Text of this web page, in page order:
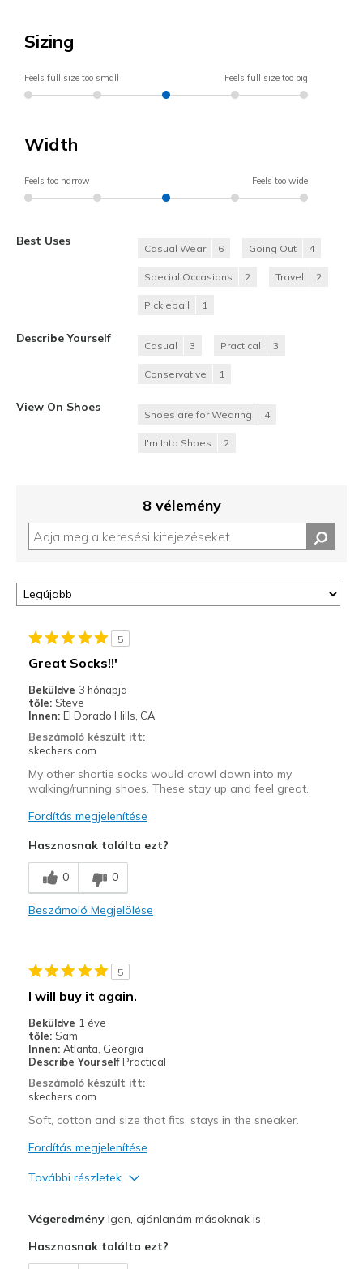
Sizing
Feels full size too small Feels full size too big
Width
Feels too narrow Feels too wide
Best Uses
Casual Wear 6 Going Out 4
Special Occasions 2 Travel 2
Pickleball 1
Describe Yourself
Casual 3 Practical 3
Conservative 1
View On Shoes
Shoes are for Wearing 4
I'm Into Shoes 2
8 vélemény
5
Great Socks!!'
Beküldve 3 hónapja
tőle: Steve
Innen: El Dorado Hills, CA
Beszámoló készült itt:
skechers.com
My other shortie socks would crawl down into my
walking/running shoes. These stay up and feel great.
Fordítás megjelenítése
Hasznosnak találta ezt?
0 0
Beszámoló Megjelölése
5
I will buy it again.
Beküldve 1 éve
tőle: Sam
Innen: Atlanta, Georgia
Describe Yourself Practical
Beszámoló készült itt:
skechers.com
Soft, cotton and size that fits, stays in the sneaker.
Fordítás megjelenítése
További részletek
Comfortable
VégeredményIgen, ajánlanám másoknak is
Hasznosnak találta ezt?